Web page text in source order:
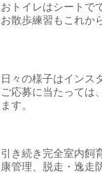
おトイレはシートで
お散歩練習もこれか
日々の様子はインス
ご応募に当たっては
ます。
引き続き完全室内飼
康管理、脱走・逸走